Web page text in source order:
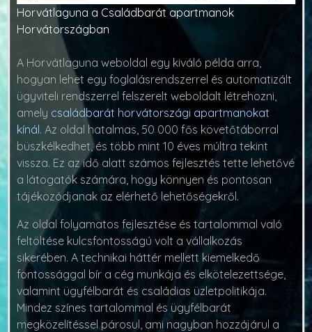
Horvátlaguna a Családbarát apartmanok
Horvátországban
A Horvátlaguna weboldal egy kiváló példa arra,
hogyan lehet egy foglalásrendszerrel és automatizált
ügyviteli rendszerrel felszerelt weboldalt létrehozni,
amely családbarát horvátországi apartmanokat
kínál. Az oldal hatalmas, 50 000 fős követőtáborral
büszkélkedhet, és több mint 10 éves múltra tekint
vissza. Ez az idő alatt számos fejlesztés tette lehetővé
a látogatók számára, hogy könnyen és pontosan
tájékozódjanak az elérhető lehetőségekről.
Az oldal folyamatos fejlesztése és tartalommal való
feltöltése kulcsfontosságú volt a vállalkozás
sikerében. A technikai háttér mellett kiemelkedő
fontossággal bír a cég munkája és elkötelezettsége,
valamint ügyfélbarát és családias üzletpolitikája.
Mindez színes tartalommal és ügyfélbarát
megközelítéssel párosul, ami nagyban hozzájárul a